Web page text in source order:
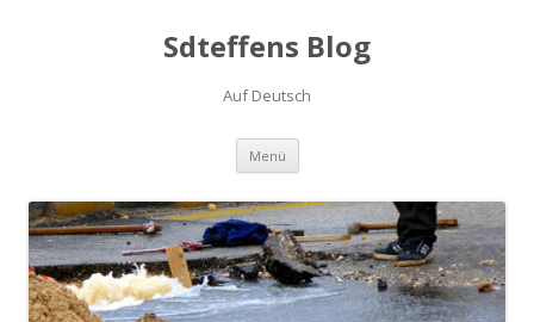
Sdteffens Blog
Auf Deutsch
Menü Zum Inhalt springen